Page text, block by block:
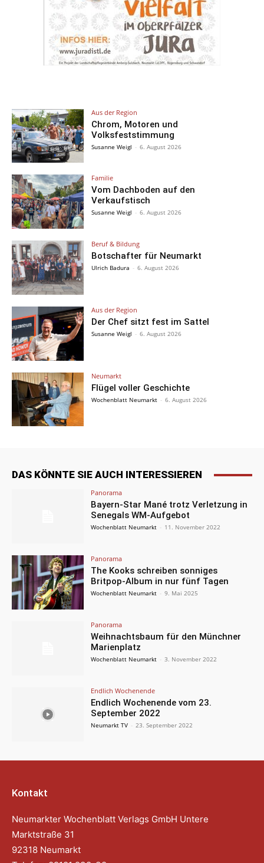
Aus der Region
Chrom, Motoren und
Volksfeststimmung
Susanne Weigl - 6. August 2026
Familie
Vom Dachboden auf den
Verkaufstisch
Susanne Weigl - 6. August 2026
Beruf & Bildung
Botschafter für Neumarkt
Ulrich Badura - 6. August 2026
Aus der Region
Der Chef sitzt fest im Sattel
Susanne Weigl - 6. August 2026
Neumarkt
Flügel voller Geschichte
Wochenblatt Neumarkt - 6. August 2026
DAS KÖNNTE SIE AUCH INTERESSIEREN
Panorama
Bayern-Star Mané trotz Verletzung in
Senegals WM-Aufgebot
Wochenblatt Neumarkt - 11. November 2022
Panorama
The Kooks schreiben sonniges
Britpop-Album in nur fünf Tagen
Wochenblatt Neumarkt - 9. Mai 2025
Panorama
Weihnachtsbaum für den Münchner
Marienplatz
Wochenblatt Neumarkt - 3. November 2022
Endlich Wochenende
Endlich Wochenende vom 23.
September 2022
Neumarkt TV - 23. September 2022
Kontakt
Neumarkter Wochenblatt Verlags GmbH Untere
Marktstraße 31
92318 Neumarkt